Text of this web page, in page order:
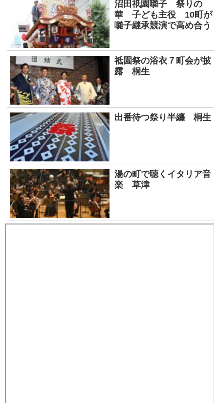
沼田祇園囃子 祭りの
華 子ども主役 10町が
囃子継承競演で高め合う
祗園祭の浴衣７町会が披
露 桐生
出番待つ祭り半纏 桐生
湯の町で聴くイタリア音
楽 草津